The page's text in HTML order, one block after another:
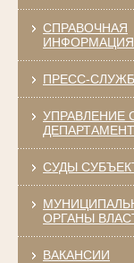
СПРАВОЧНАЯ
ИНФОРМАЦИЯ
ПРЕСС-
УПРАВЛЕНИЕ
СУДЫ
ОРГАНЫ
ВАКАНСИИ